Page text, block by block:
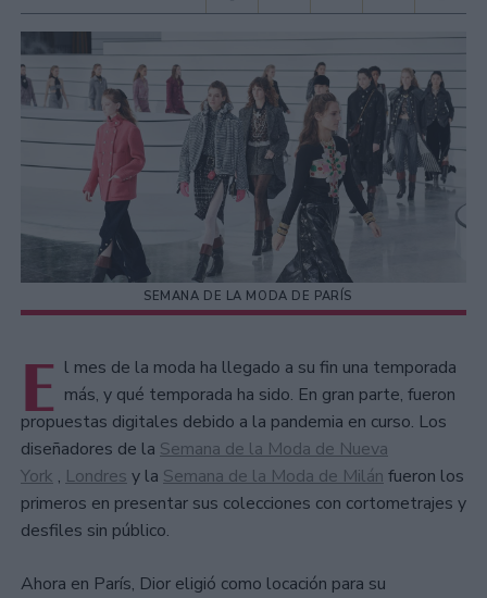
SEMANA DE LA MODA DE PARÍS
E l mes de la moda ha llegado a su fin una temporada
más, y qué temporada ha sido. En gran parte, fueron
propuestas digitales debido a la pandemia en curso. Los
diseñadores de la Semana de la Moda de Nueva
York , Londres y la Semana de la Moda de Milán fueron los
primeros en presentar sus colecciones con cortometrajes y
desfiles sin público.
Ahora en París, Dior eligió como locación para su